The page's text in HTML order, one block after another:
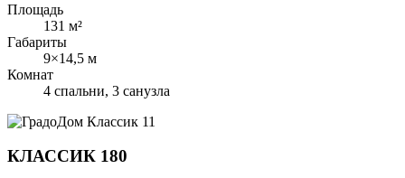
Площадь
131 м²
Габариты
9×14,5 м
Комнат
4 спальни, 3 санузла
Классик 11
КЛАССИК 180